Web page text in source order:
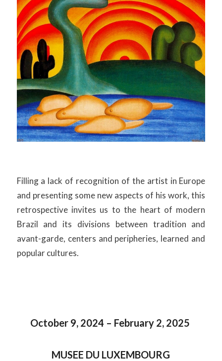
Filling a lack of recognition of the artist in Europe
and presenting some new aspects of his work, this
retrospective invites us to the heart of modern
Brazil and its divisions between tradition and
avant-garde, centers and peripheries, learned and
popular cultures.
October 9, 2024 – February 2, 2025
MUSEE DU LUXEMBOURG